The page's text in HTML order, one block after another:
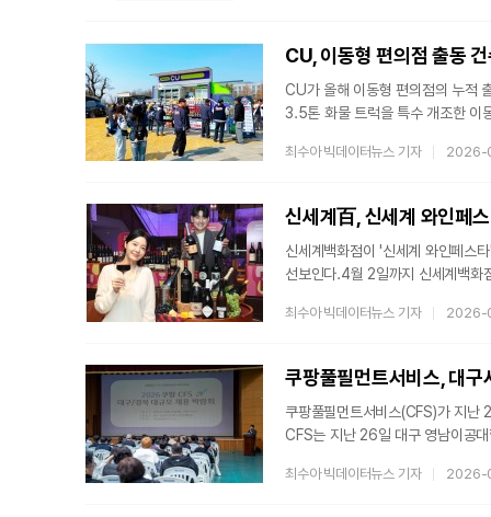
상품은 다음 달 5일까지 여기어때
CU, 이동형 편의점 출동
CU가 올해 이동형 편의점의 누적
3.5톤 화물 트럭을 특수 개조한 이
서비스를 판매하고 있다. 지역 축
따르면 올해 3월까지 이동형 편의
최수아 빅데이터뉴스 기자 2026-
신세계百, 신세계 와인페
신세계백화점이 '신세계 와인페스
선보인다.4월 2일까지 신세계백화
등을 특가로 만나볼 수 있다.* 김해
리저브 카베르네소비뇽 5만5천원
위
최수아 빅데이터뉴스 기자 2026-
쿠팡풀필먼트서비스, 대
쿠팡풀필먼트서비스(CFS)가 지난
CFS는 지난 26일 대구 영남이공
대구와 경산 지역에 위치한 4개 쿠
최수아 빅데이터뉴스 기자 2026-